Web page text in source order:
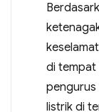
di tempat
pengurus
listrik di